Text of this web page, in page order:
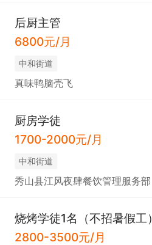
后厨主管
6800元/月
中和街道
真味鸭脑壳飞
厨房学徒
1700-2000元/月
中和街道
秀山县江风夜肆餐饮管理服务部
烧烤学徒1名（不招暑假工）
2800-3500元/月